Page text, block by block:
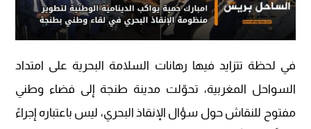
في لحظة تتزايد فيها رهانات السلامة البحرية على امتداد
السواحل المغربية، تحوّلت مدينة طنجة إلى فضاء وطني
مفتوح للنقاش حول سؤال الإنقاذ البحري، ليس باعتباره إجراءً